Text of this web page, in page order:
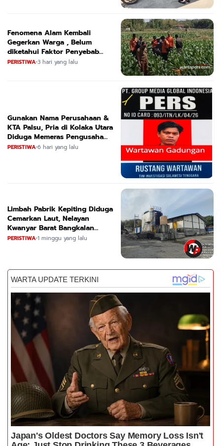
Fenomena Alam Kembali
Gegerkan Warga , Belum
diketahui Faktor Penyebab
Suara
PERISTIWA•3 hari yang lalu
Gunakan Nama Perusahaan &
KTA Palsu, Pria di Kolaka Utara
Diduga Memeras Pengusaha
Tambang dan Minyak
PERISTIWA•6 hari yang lalu
Limbah Pabrik Kepiting Diduga
Cemarkan Laut, Nelayan
Kwanyar Barat Bangkalan
Desak DLH Turun Tangan
PERISTIWA•1 minggu yang lalu